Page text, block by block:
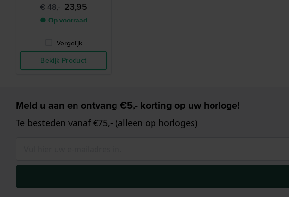
€ 48,- 23,95
● Op voorraad
Vergelijk
Bekijk Product
Meld u aan en ontvang €5,- korting op uw horloge!
Te besteden vanaf €75,- (alleen op horloges)